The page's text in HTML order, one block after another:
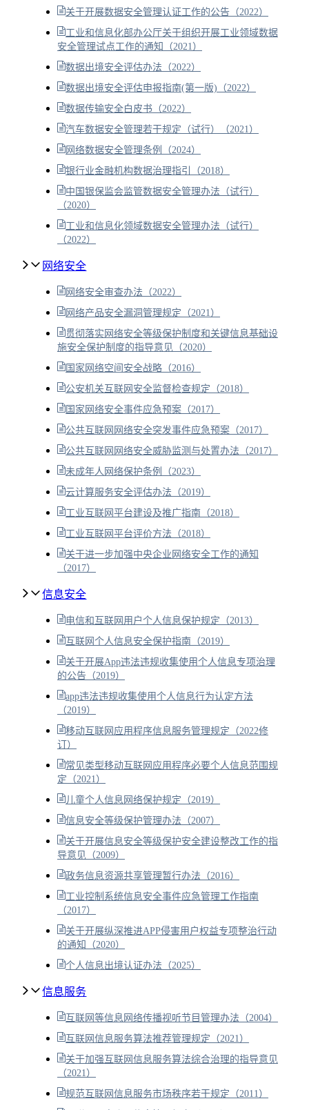
关于开展数据安全管理认证工作的公告（2022）
工业和信息化部办公厅关于组织开展工业领域数据
安全管理试点工作的通知（2021）
数据出境安全评估办法（2022）
数据出境安全评估申报指南(第一版)（2022）
数据传输安全白皮书（2022）
汽车数据安全管理若干规定（试行）（2021）
网络数据安全管理条例（2024）
银行业金融机构数据治理指引（2018）
中国银保监会监管数据安全管理办法（试行）
（2020）
工业和信息化领域数据安全管理办法（试行）
（2022）
网络安全
网络安全审查办法（2022）
网络产品安全漏洞管理规定（2021）
贯彻落实网络安全等级保护制度和关键信息基础设
施安全保护制度的指导意见（2020）
国家网络空间安全战略（2016）
公安机关互联网安全监督检查规定（2018）
国家网络安全事件应急预案（2017）
公共互联网网络安全突发事件应急预案（2017）
公共互联网网络安全威胁监测与处置办法（2017）
未成年人网络保护条例（2023）
云计算服务安全评估办法（2019）
工业互联网平台建设及推广指南（2018）
工业互联网平台评价方法（2018）
关于进一步加强中央企业网络安全工作的通知
（2017）
信息安全
电信和互联网用户个人信息保护规定（2013）
互联网个人信息安全保护指南（2019）
关于开展App违法违规收集使用个人信息专项治理
的公告（2019）
app违法违规收集使用个人信息行为认定方法
（2019）
移动互联网应用程序信息服务管理规定（2022修
订）
常见类型移动互联网应用程序必要个人信息范围规
定（2021）
儿童个人信息网络保护规定（2019）
信息安全等级保护管理办法（2007）
关于开展信息安全等级保护安全建设整改工作的指
导意见（2009）
政务信息资源共享管理暂行办法（2016）
工业控制系统信息安全事件应急管理工作指南
（2017）
关于开展纵深推进APP侵害用户权益专项整治行动
的通知（2020）
个人信息出境认证办法（2025）
信息服务
互联网等信息网络传播视听节目管理办法（2004）
互联网信息服务算法推荐管理规定（2021）
关于加强互联网信息服务算法综合治理的指导意见
（2021）
规范互联网信息服务市场秩序若干规定（2011）